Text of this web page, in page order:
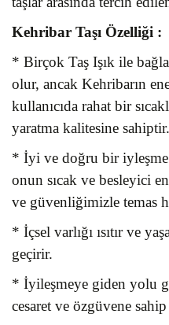
Kehribar Taşı Özelliği :
* Birçok Taş Işık ile
olur, ancak Kehribarın
kullanıcıda rahat bir
yaratma kalitesine sahiptir.
* İyi ve doğru bir
onun sıcak ve besleyici
ve güvenliğimizle temas
* İçsel varlığı ısıtır ve
geçirir.
* İyileşmeye giden yolu
cesaret ve özgüvene